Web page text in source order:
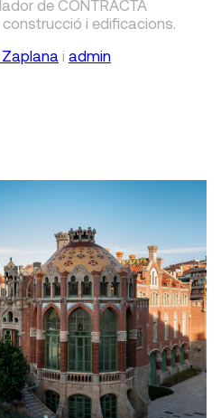
de CONTRACTA
i edificacions.
i admin